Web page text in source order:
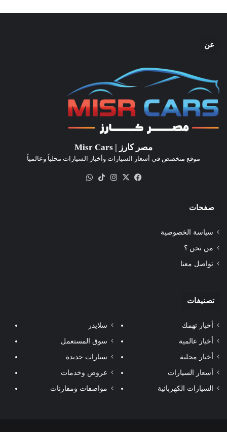
عن
مصر كارز | Misr Cars
موقع متخصص في أسعار السيارات وأخبار السيارات محلياً وعالمياً
فيسبوك
‫X انستقرام‫TikTok
صفحات
سياسة الخصوصية
من نحن ؟
تواصل معنا
تصنيفات
أخبار تهمك
أخبار عالمية
أخبار محلية
أسعار السيارات
السيارات الكهربائية
سلايدر
سوق المستعمل
سيارات جديدة
عروض وخدمات
مواصفات ومقارنات